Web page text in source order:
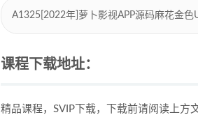
A1325[2022年]萝卜影视APP源码麻花金色
课程下载地址：
精品课程，SVIP下载，下载前请阅读上方